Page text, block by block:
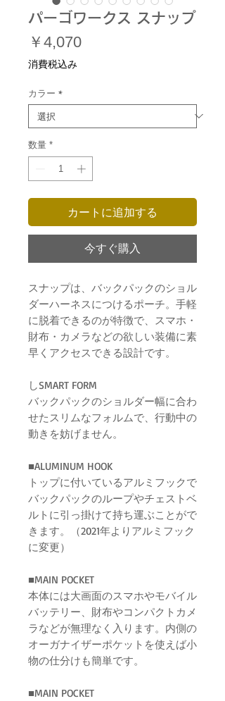
パーゴワークス スナップ
￥4,070価
消費税込み
カラー *
数量 *
カートに追加する
今すぐ購入
スナップは、バックパックのショル
ダーハーネスにつけるポーチ。手軽
に脱着できるのが特徴で、スマホ・
財布・カメラなどの欲しい装備に素
早くアクセスできる設計です。
しSMART FORM
バックパックのショルダー幅に合わ
せたスリムなフォルムで、行動中の
動きを妨げません。
■ALUMINUM HOOK
トップに付いているアルミフックで
バックパックのループやチェストベ
ルトに引っ掛けて持ち運ぶことがで
きます。（2021年よりアルミフック
に変更）
■MAIN POCKET
本体には大画面のスマホやモバイル
バッテリー、財布やコンパクトカメ
ラなどが無理なく入ります。内側の
オーガナイザーポケットを使えば小
物の仕分けも簡単です。
■MAIN POCKET